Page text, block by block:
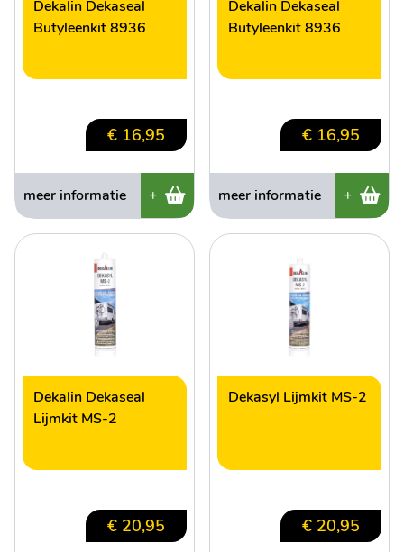
Dekalin Dekaseal
Butyleenkit 8936
€ 16,95
meer informatie +
Dekalin Dekaseal
Butyleenkit 8936
€ 16,95
meer informatie +
Dekalin Dekaseal
Lijmkit MS-2
€ 20,95
Dekasyl Lijmkit MS-2
€ 20,95